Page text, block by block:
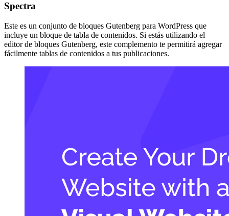
Spectra
Este es un conjunto de bloques Gutenberg para WordPress que
incluye un bloque de tabla de contenidos. Si estás utilizando el
editor de bloques Gutenberg, este complemento te permitirá agregar
fácilmente tablas de contenidos a tus publicaciones.